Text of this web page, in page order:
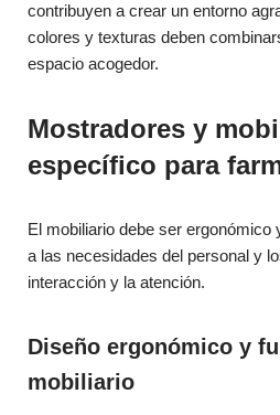
contribuyen a crear un entorno
colores y texturas deben
espacio acogedor.
Mostradores y
específico para
El mobiliario debe ser ergonómico
a las necesidades del personal y
interacción y la atención.
Diseño ergonómico y
mobiliario